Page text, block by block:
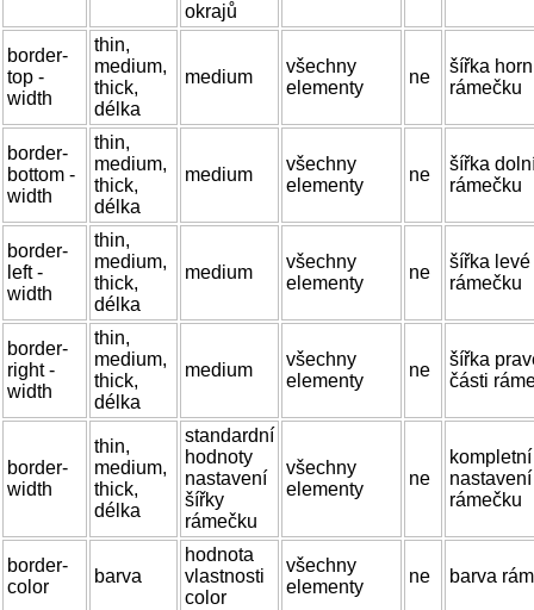
okrajů
border-
top -
width
thin,
medium,
thick,
délka
medium
všechny
elementy
ne
šířka
rámečku
border-
bottom -
width
thin,
medium,
thick,
délka
medium
všechny
elementy
ne
šířka
rámečku
border-
left -
width
thin,
medium,
thick,
délka
medium
všechny
elementy
ne
šířka levé
rámečku
border-
right -
width
thin,
medium,
thick,
délka
medium
všechny
elementy
ne
šířka
části
border-
width
thin,
medium,
thick,
délka
standardní
hodnoty
nastavení
šířky
rámečku
všechny
elementy
ne
kompletní
rámečku
border-
color
barva
hodnota
vlastnosti
color
všechny
elementy
ne barva